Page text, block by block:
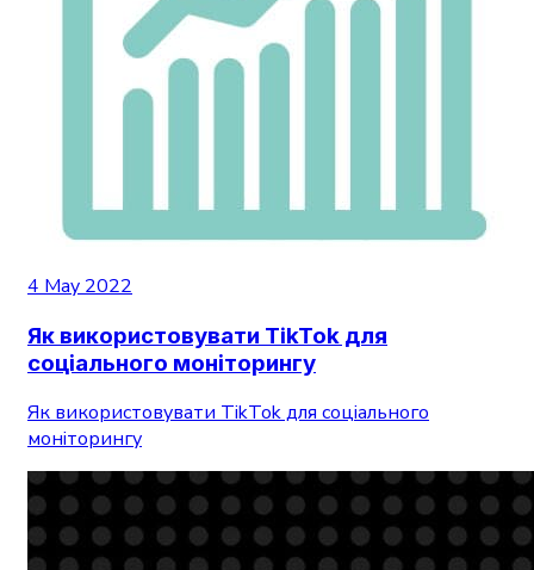
4 May 2022
Як використовувати TikTok для
соціального моніторингу
Як використовувати TikTok для соціального
моніторингу